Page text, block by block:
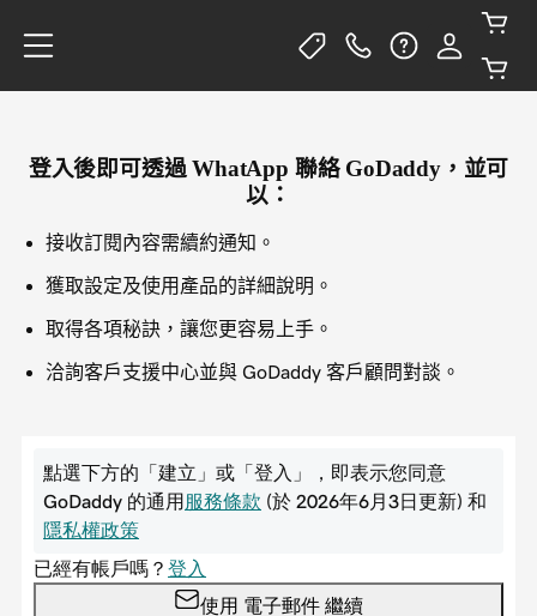
登入後即可透過 WhatApp 聯絡 GoDaddy，並可
以：
接收訂閱內容需續約通知。
獲取設定及使用產品的詳細說明。
取得各項秘訣，讓您更容易上手。
洽詢客戶支援中心並與 GoDaddy 客戶顧問對談。